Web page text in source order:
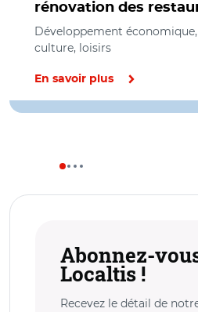
rénovation des
Développement
culture, loisirs
En savoir plus
Abonnez-
Localtis !
Recevez le détail de